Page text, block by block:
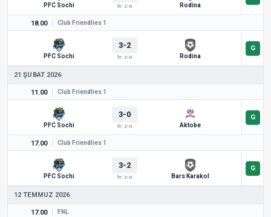
PFC Sochi İY: 2-0 Rodina
18.00 Club Friendlies 1
PFC Sochi
3-2
İY: 2-0 Rodina
21 ŞUBAT 2026
11.00 Club Friendlies 1
PFC Sochi
3-0
İY: 2-0 Aktobe
17.00 Club Friendlies 1
PFC Sochi
3-2
İY: 2-0 Bars Karakol
12 TEMMUZ 2026
17.00 FNL